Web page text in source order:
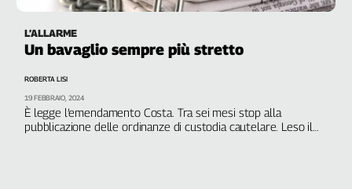
L’ALLARME
Un bavaglio sempre più stretto
È legge l’emendamento Costa. Tra sei mesi stop alla
pubblicazione delle ordinanze di custodia cautelare. Leso il
ROBERTA LISI
19 FEBBRAIO, 2024